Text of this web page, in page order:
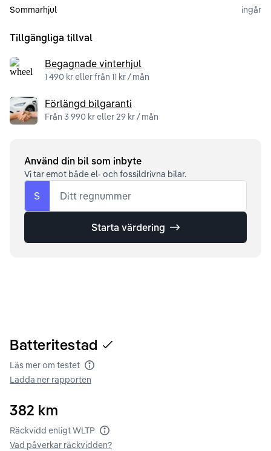
Sommarhjul
ingår
Tillgängliga tillval
Begagnade vinterhjul
1 490 kr eller från 11 kr / mån
Förlängd bilgaranti
Från 3 990 kr eller 29 kr / mån
Använd din bil som inbyte
Vi tar emot både el- och fossildrivna bilar.
S Ditt regnummer
Starta värdering
Batteritestad
Läs mer om testet Batteritest
Ladda ner rapporten
382 km
Räckvidd enligt WLTP Räckvidd enligt WLTP
Vad påverkar räckvidden?